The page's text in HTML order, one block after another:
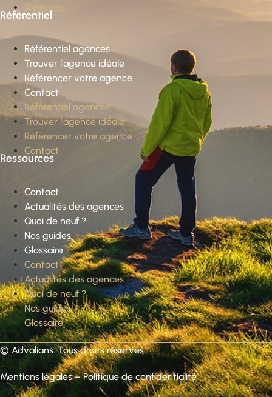
À propos
Référentiel
Référentiel agences
Trouver l’agence idéale
Référencer votre agence
Contact
Référentiel agences
Trouver l’agence idéale
Référencer votre agence
Contact
Ressources
Contact
Actualités des agences
Quoi de neuf ?
Nos guides
Glossaire
Contact
Actualités des agences
Quoi de neuf ?
Nos guides
Glossaire
© Advalians. Tous droits réservés.
Mentions légales–Politique de confidentialité